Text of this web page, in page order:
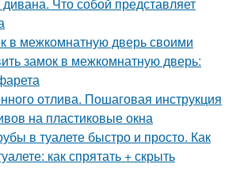
в межкомнатную дверь своими
замок в межкомнатную дверь:
отлива. Пошаговая инструкция
на пластиковые окна
в туалете быстро и просто. Как
как спрятать + скрыть